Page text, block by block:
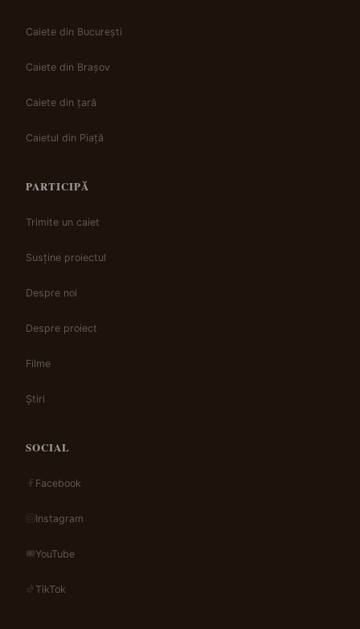
Caiete din București
Caiete din Brașov
Caiete din țară
Caietul din Piață
PARTICIPĂ
Trimite un caiet
Susține proiectul
Despre noi
Despre proiect
Filme
Știri
SOCIAL
Facebook
Instagram
YouTube
TikTok